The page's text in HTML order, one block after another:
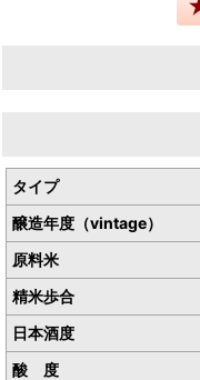
タイプ
醸造年度（vintage）
原料米
精米歩合
日本酒度
酸 度